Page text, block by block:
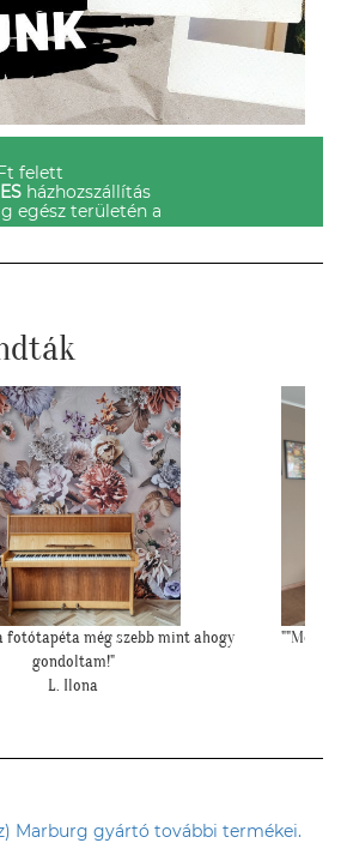
felett
házhozszállítás
egész területén a
köszönjük a lehetőséget, és azt is,
hogy velünk örültök!""
Z. Kriszta
Marburg gyártó további termékei.